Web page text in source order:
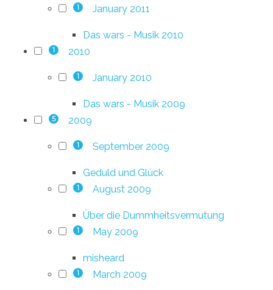
1 January 2011
Das wars - Musik 2010
1 2010
1 January 2010
Das wars - Musik 2009
5 2009
1 September 2009
Geduld und Glück
1 August 2009
Über die Dummheitsvermutung
1 May 2009
misheard
1 March 2009